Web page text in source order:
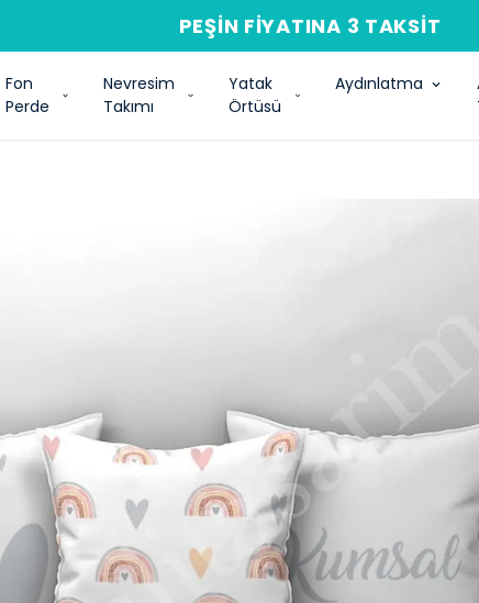
PEŞIN FIYATINA 3 TAKSIT
Fon
Perde
Nevresim
Takımı
Yatak
Örtüsü
Aydınlatma